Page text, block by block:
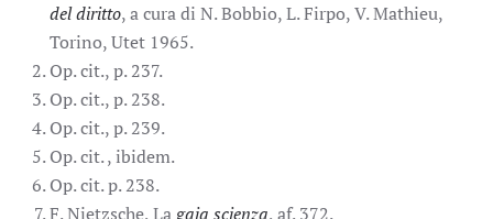
del diritto, a cura di N. Bobbio, L. Firpo, V. Mathieu,
Torino, Utet 1965.
Op. cit., p. 237.
Op. cit., p. 238.
Op. cit., p. 239.
Op. cit. , ibidem.
Op. cit. p. 238.
F. Nietzsche, Lagaia scienza, af. 372.